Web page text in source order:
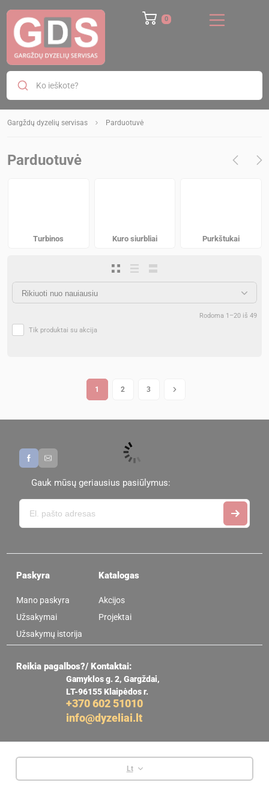
Ko ieškote?
Gargždų dyzelių servisas Parduotuvė
Parduotuvė
Turbinos Kuro siurbliai Purkštukai
Tik produktai su akcija
Rodoma 1–20 iš 49
1 2 3
Gauk mūsų geriausius pasiūlymus:
Paskyra
Mano paskyra
Užsakymai
Užsakymų istorija
Katalogas
Akcijos
Projektai
Reikia pagalbos?/ Kontaktai:
Gamyklos g. 2, Gargždai,
LT-96155 Klaipėdos r.
+370 602 51010
info@dyzeliai.lt
Lt